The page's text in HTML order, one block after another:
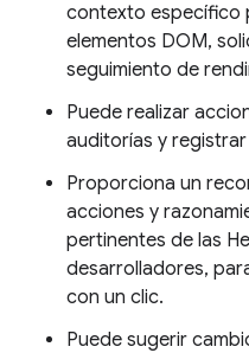
contexto específico
elementos DOM,
seguimiento de
Puede realizar
auditorías y
Proporciona un
acciones y
pertinentes de las
desarrolladores,
con un clic.
Puede sugerir